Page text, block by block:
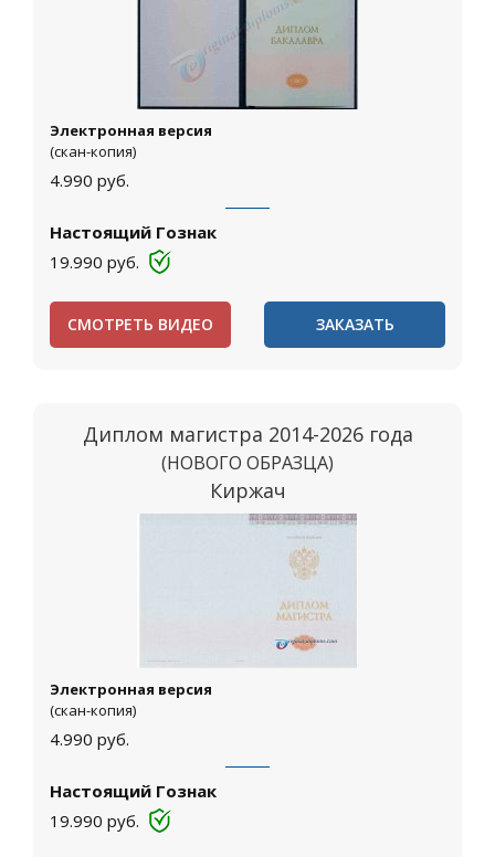
Электронная версия
(скан-копия)
4.990 руб.
Настоящий Гознак
19.990 руб.
СМОТРЕТЬ ВИДЕО ЗАКАЗАТЬ
Диплом магистра 2014-2026 года
(НОВОГО ОБРАЗЦА)
Киржач
Электронная версия
(скан-копия)
4.990 руб.
Настоящий Гознак
19.990 руб.